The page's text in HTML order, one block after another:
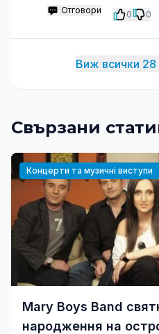
Отговори 0 0
Виж всички
Свързани
Концерти та музичні виступи
Mary Boys Band
народження на